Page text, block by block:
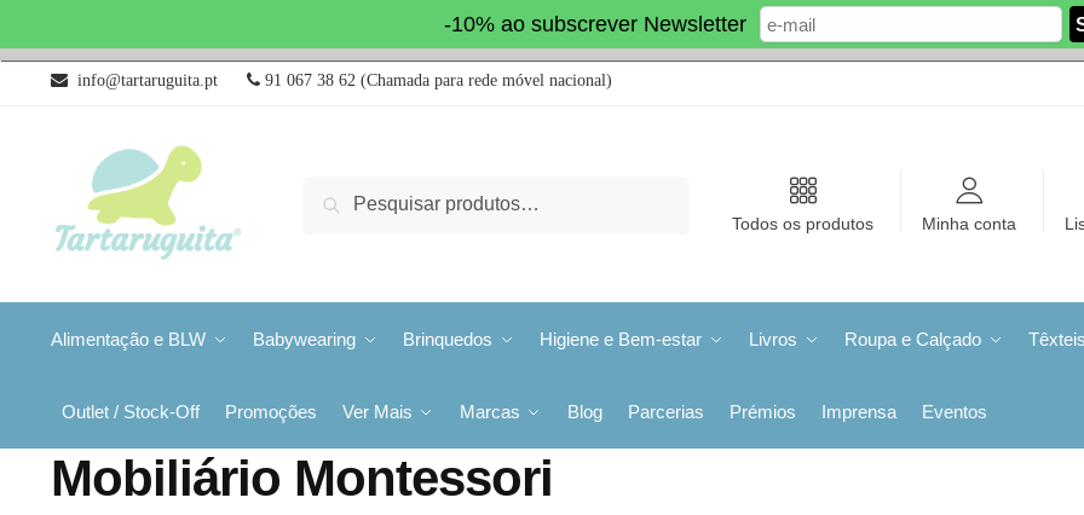
-10% ao subscrever Newsletter
info@tartaruguita.pt 91 067 38 62 (Chamada para rede móvel nacional)
Pesquisa
Todos os produtos Minha conta
Alimentação e BLW Babywearing Brinquedos Higiene e Bem-estar Livros Roupa e Calçado
Outlet / Stock-Off Promoções Ver Mais Marcas Blog Parcerias Prémios Imprensa Eventos
Mobiliário Montessori